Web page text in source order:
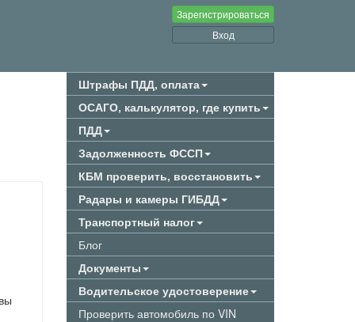
Зарегистрироваться
Вход
Штрафы ПДД, оплата
ОСАГО, калькулятор, где купить
ПДД
Задолженность ФССП
КБМ проверить, восстановить
Радары и камеры ГИБДД
Транспортный налог
Блог
Документы
Водительское удостоверение
Проверить автомобиль по VIN